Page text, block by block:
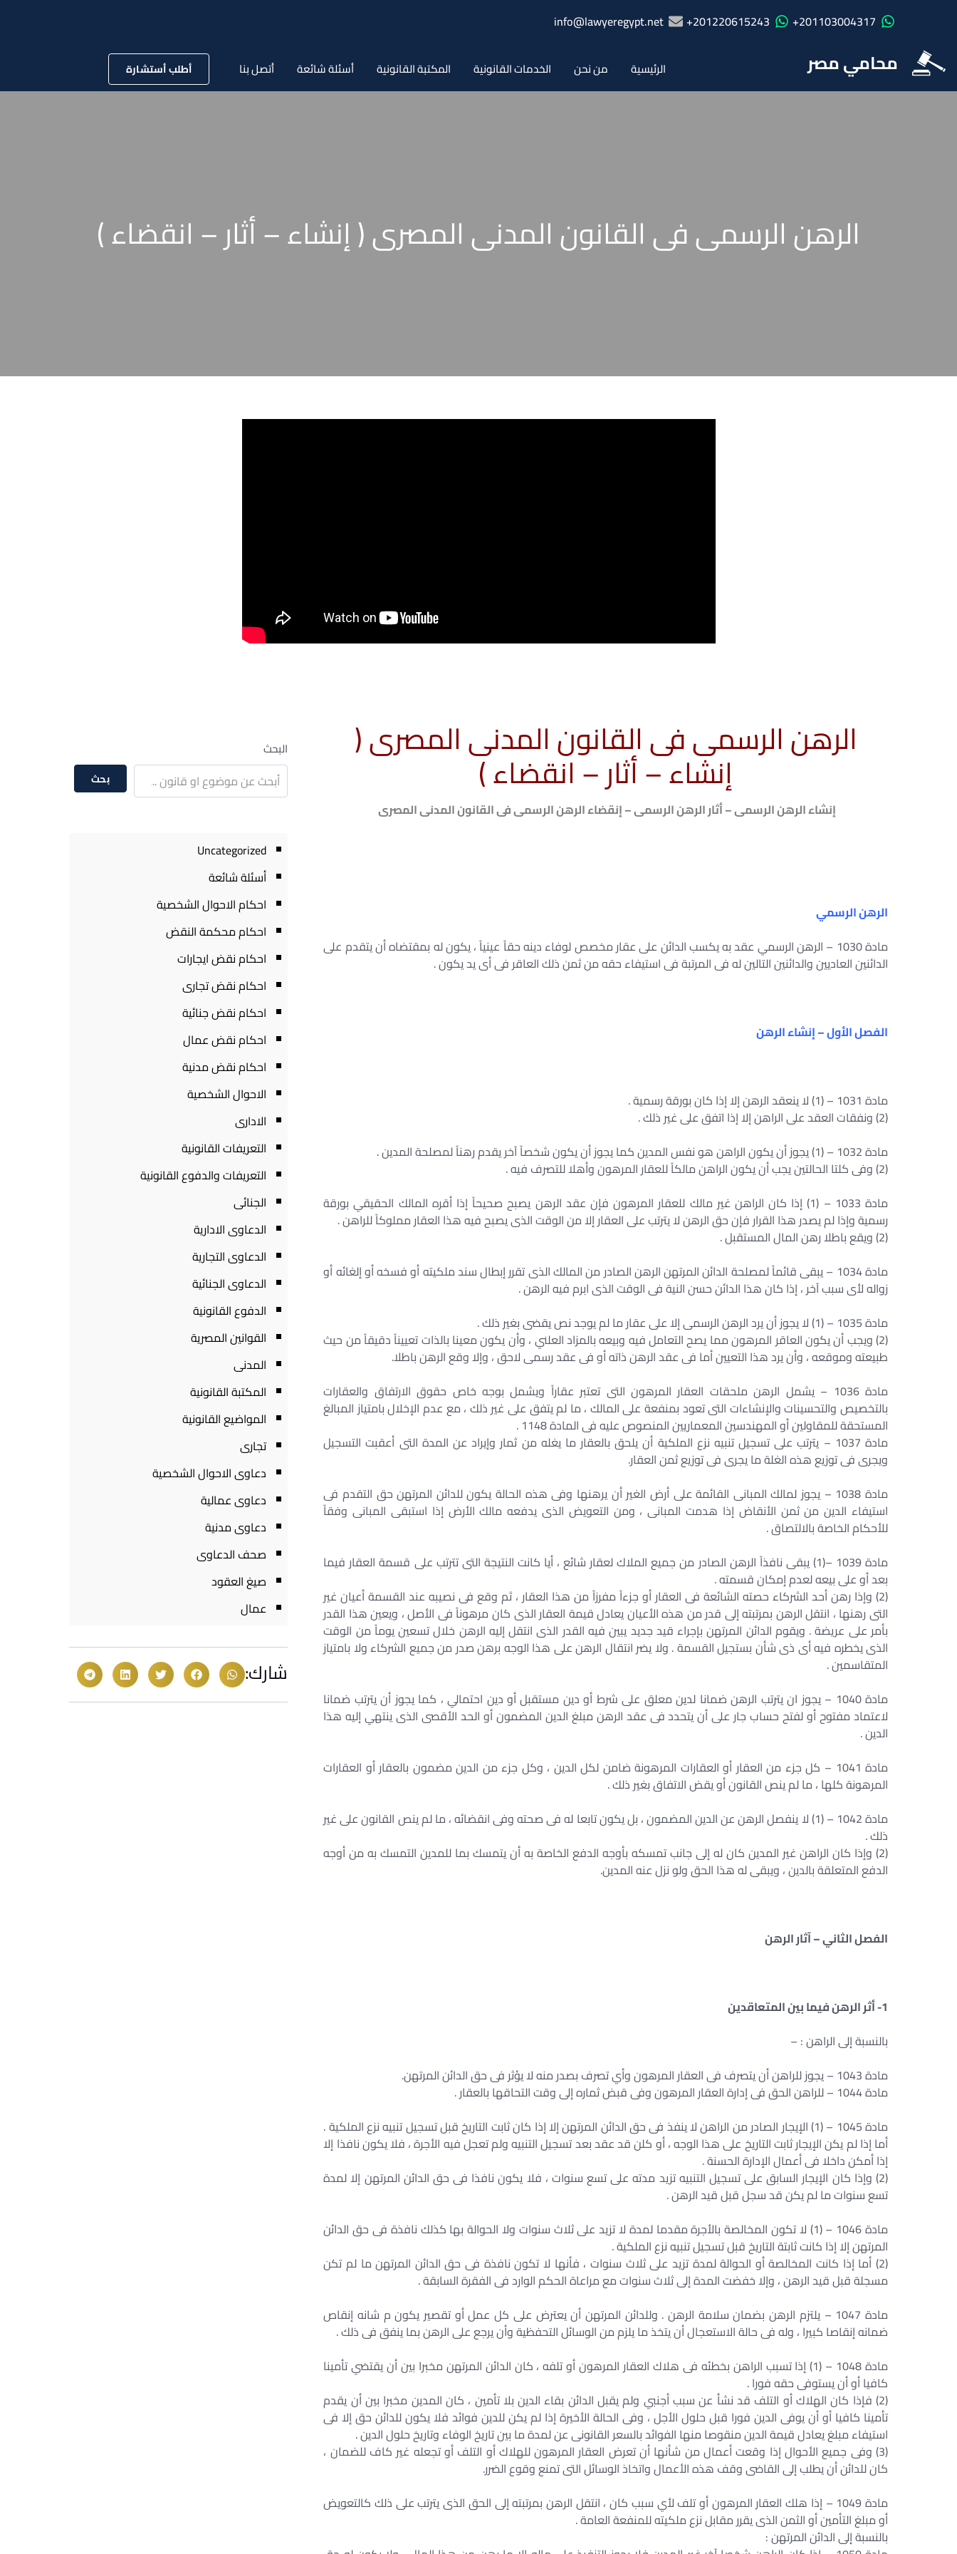
201103004317+
201220615243+
info@lawyeregypt.net
محامي مصر الرئيسية من نحن الخدمات القانونية المكتبة القانونية أسئلة شائعة أتصل بنا أطلب أستشارة
الرهن الرسمى فى القانون المدنى المصرى ( إنشاء – أثار – انقضاء )
الرهن الرسمى فى القانون المدنى المصرى (
إنشاء – أثار – انقضاء )
إنشاء الرهن الرسمى – أثار الرهن الرسمى – إنقضاء الرهن الرسمى فى القانون المدنى المصرى
الرهن الرسمي
مادة 1030 – الرهن الرسمي عقد به يكسب الدائن على عقار مخصص لوفاء دينه حقاً عينياً ، يكون له بمقتضاه أن يتقدم على
الدائنين العاديين والدائنين التالين له فى المرتبة فى استيفاء حقه من ثمن ذلك العاقر فى أى يد يكون .
الفصل الأول – إنشاء الرهن
مادة 1031 – (1) لا ينعقد الرهن إلا إذا كان بورقة رسمية .
(2) ونفقات العقد على الراهن إلا إذا اتفق على غير ذلك .
مادة 1032 – (1) يجوز أن يكون الراهن هو نفس المدين كما يجوز أن يكون شخصاً آخر يقدم رهناً لمصلحة المدين .
(2) وفى كلتا الحالتين يجب أن يكون الراهن مالكاً للعقار المرهون وأهلا للتصرف فيه .
مادة 1033 – (1) إذا كان الراهن غير مالك للعقار المرهون فإن عقد الرهن يصبح صحيحاً إذا أقره المالك الحقيقي بورقة
رسمية وإذا لم يصدر هذا القرار فإن حق الرهن لا يترتب على العقار إلا من الوقت الذى يصبح فيه هذا العقار مملوكاً للراهن .
(2) ويقع باطلا رهن المال المستقبل .
مادة 1034 – يبقى قائماً لمصلحة الدائن المرتهن الرهن الصادر من المالك الذى تقرر إبطال سند ملكيته أو فسخه أو إلغائه أو
زواله لأى سبب آخر ، إذا كان هذا الدائن حسن النية فى الوقت الذى ابرم فيه الرهن .
مادة 1035 – (1) لا يجوز أن يرد الرهن الرسمى إلا على عقار ما لم يوجد نص يقضى بغير ذلك .
(2) ويجب أن يكون العاقر المرهون مما يصح التعامل فيه وبيعه بالمزاد العلني ، وأن يكون معينا بالذات تعييناً دقيقاً من حيث
طبيعته وموقعه ، وأن يرد هذا التعيين أما فى عقد الرهن ذاته أو فى عقد رسمى لاحق ، وإلا وقع الرهن باطلا.
مادة 1036 – يشمل الرهن ملحقات العقار المرهون التى تعتبر عقاراً ويشمل بوجه خاص حقوق الارتفاق والعقارات
بالتخصيص والتحسينات والإنشاءات التى تعود بمنفعة على المالك ، ما لم يتفق على غير ذلك ، مع عدم الإخلال بامتياز المبالغ
المستحقة للمقاولين أو المهندسين المعماريين المنصوص عليه فى المادة 1148 .
مادة 1037 – يترتب على تسجيل تنبيه نزع الملكية أن يلحق بالعقار ما يغله من ثمار وإيراد عن المدة التى أعقبت التسجيل
ويجرى فى توزيع هذه الغلة ما يجرى فى توزيع ثمن العقار.
مادة 1038 – يجوز لمالك المبانى القائمة على أرض الغير أن يرهنها وفى هذه الحالة يكون للدائن المرتهن حق التقدم فى
استيفاء الدين من ثمن الأنقاض إذا هدمت المبانى ، ومن التعويض الذى يدفعه مالك الأرض إذا استبقى المبانى وفقاً
للأحكام الخاصة بالالتصاق .
مادة 1039 –(1) يبقى نافذاً الرهن الصادر من جميع الملاك لعقار شائع ، أيا كانت النتيجة التى تترتب على قسمة العقار فيما
بعد أو على بيعه لعدم إمكان قسمته .
(2) وإذا رهن أحد الشركاء حصته الشائعة فى العقار أو جزءاً مفرزاً من هذا العقار ، ثم وقع فى نصيبه عند القسمة أعيان غير
التى رهنها ، انتقل الرهن بمرتبته إلى قدر من هذه الأعيان يعادل قيمة العقار الذى كان مرهوناً فى الأصل ، ويعين هذا القدر
بأمر على عريضة . ويقوم الدائن المرتهن بإجراء قيد جديد يبين فيه القدر الذى انتقل إليه الرهن خلال تسعين يوماً من الوقت
الذى يخطره فيه أى ذى شأن بستجيل القسمة . ولا يضر انتقال الرهن على هذا الوجه برهن صدر من جميع الشركاء ولا بامتياز
المتقاسمين .
مادة 1040 – يجوز ان يترتب الرهن ضمانا لدين معلق على شرط أو دين مستقبل أو دين احتمالي ، كما يجوز أن يترتب ضمانا
لاعتماد مفتوح أو لفتح حساب جار على أن يتحدد فى عقد الرهن مبلغ الدين المضمون أو الحد الأقصى الذى ينتهي إليه هذا
الدين .
مادة 1041 – كل جزء من العقار أو العقارات المرهونة ضامن لكل الدين ، وكل جزء من الدين مضمون بالعقار أو العقارات
المرهونة كلها ، ما لم ينص القانون أو يقض الاتفاق بغير ذلك .
مادة 1042 – (1) لا ينفصل الرهن عن الدين المضمون ، بل يكون تابعا له فى صحته وفى انقضائه ، ما لم ينص القانون على غير
ذلك .
(2) وإذا كان الراهن غير المدين كان له إلى جانب تمسكه بأوجه الدفع الخاصة به أن يتمسك بما للمدين التمسك به من أوجه
الدفع المتعلقة بالدين ، ويبقى له هذا الحق ولو نزل عنه المدين.
الفصل الثاني – آثار الرهن
1- أثر الرهن فيما بين المتعاقدين
بالنسبة إلى الراهن : –
مادة 1043 – يجوز للراهن أن يتصرف فى العقار المرهون وأي تصرف بصدر منه لا يؤثر فى حق الدائن المرتهن.
مادة 1044 – للراهن الحق فى إدارة العقار المرهون وفى قبض ثماره إلى وقت التحاقها بالعقار .
مادة 1045 – (1) الإيجار الصادر من الراهن لا ينفذ فى حق الدائن المرتهن إلا إذا كان ثابت التاريخ قبل تسجيل تنبيه نزع الملكية .
أما إذا لم يكن الإيجار ثابت التاريخ على هذا الوجه ، أو كلن قد عقد بعد تسجيل التنبيه ولم تعجل فيه الأجرة ، فلا يكون نافذا إلا
إذا أمكن داخلا فى أعمال الإدارة الحسنة .
(2) وإذا كان الإيجار السابق على تسجيل التنبيه تزيد مدته على تسع سنوات ، فلا يكون نافذا فى حق الدائن المرتهن إلا لمدة
تسع سنوات ما لم يكن قد سجل قبل قيد الرهن .
مادة 1046 – (1) لا تكون المخالصة بالأجرة مقدما لمدة لا تزيد على ثلاث سنوات ولا الحوالة بها كذلك نافذة فى حق الدائن
المرتهن إلا إذا كانت ثابتة التاريخ قبل تسجيل تنبيه نزع الملكية .
(2) أما إذا كانت المخالصة أو الحوالة لمدة تزيد على ثلاث سنوات ، فأنها لا تكون نافذة فى حق الدائن المرتهن ما لم تكن
مسجلة قبل قيد الرهن ، وإلا خفضت المدة إلى ثلاث سنوات مع مراعاة الحكم الوارد فى الفقرة السابقة .
مادة 1047 – يلتزم الرهن بضمان سلامة الرهن . وللدائن المرتهن أن يعترض على كل عمل أو تقصير يكون م شانه إنقاص
ضمانه إنقاصا كبيرا ، وله فى حالة الاستعجال أن يتخذ ما يلزم من الوسائل التحفظية وأن يرجع على الرهن بما ينفق فى ذلك .
مادة 1048 – (1) إذا تسبب الراهن بخطئه فى هلاك العقار المرهون أو تلفه ، كان الدائن المرتهن مخبرا بين أن يقتضي تأمينا
كافيا أو أن يستوفى حقه فورا .
(2) فإذا كان الهلاك أو التلف قد نشأ عن سبب أجنبي ولم يقبل الدائن بقاء الدين بلا تأمين ، كان المدين مخبرا بين أن يقدم
تأمينا كافيا أو أن يوفى الدين فورا قبل حلول الأجل ، وفى الحالة الأخيرة إذا لم يكن للدين فوائد فلا يكون للدائن حق إلا فى
استيفاء مبلغ يعادل قيمة الدين منقوصا منها الفوائد بالسعر القانونى عن لمدة ما بين تاريخ الوفاء وتاريخ حلول الدين .
(3) وفى جميع الأحوال إذا وقعت أعمال من شأنها أن تعرض العقار المرهون للهلاك أو التلف أو تجعله غير كاف للضمان ،
كان للدائن أن يطلب إلى القاضى وقف هذه الأعمال واتخاذ الوسائل التى تمنع وقوع الضرر.
مادة 1049 – إذا هلك العقار المرهون أو تلف لأي سبب كان ، انتقل الرهن بمرتبته إلى الحق الذى يترتب على ذلك كالتعويض
أو مبلغ التأمين أو الثمن الذى يقرر مقابل نزع ملكيته للمنفعة العامة .
بالنسبة إلى الدائن المرتهن :
البحث
بحث
Uncategorized
أسئلة شائعة
احكام الاحوال الشخصية
احكام محكمة النقض
احكام نقض ايجارات
احكام نقض تجارى
احكام نقض جنائية
احكام نقض عمال
احكام نقض مدنية
الاحوال الشخصية
الادارى
التعريفات القانونية
التعريفات والدفوع القانونية
الجنائى
الدعاوى الادارية
الدعاوى التجارية
الدعاوى الجنائية
الدفوع القانونية
القوانين المصرية
المدنى
المكتبة القانونية
المواضيع القانونية
تجارى
دعاوى الاحوال الشخصية
دعاوى عمالية
دعاوى مدنية
صحف الدعاوى
صيغ العقود
عمال
شارك: